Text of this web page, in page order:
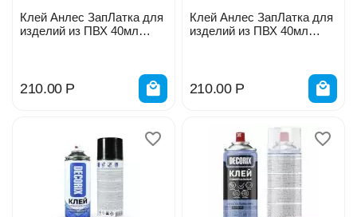
Клей Анлес ЗапЛатка для
изделий из ПВХ 40мл
210.00 Р
Клей Анлес ЗапЛатка для
изделий из ПВХ 40мл
210.00 Р